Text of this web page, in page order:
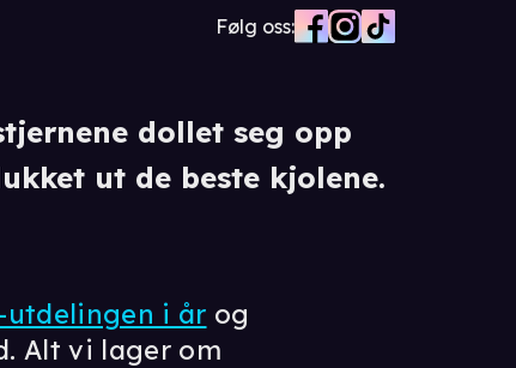
Følg oss:
dollet seg opp
ut de beste kjolene.
utdelingen i år og
Alt vi lager om